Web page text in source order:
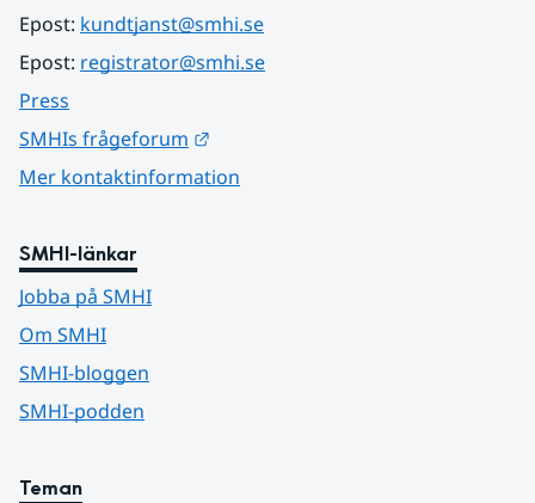
Epost: kundtjanst@smhi.se
Epost: registrator@smhi.se
Press
SMHIs frågeforum
Mer kontaktinformation
SMHI-länkar
Jobba på SMHI
Om SMHI
SMHI-bloggen
SMHI-podden
Teman